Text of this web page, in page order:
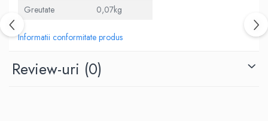
Vaseline/Paste Termorezistente
Greutate
0,07kg
Informatii conformitate produs
Review-uri (0)